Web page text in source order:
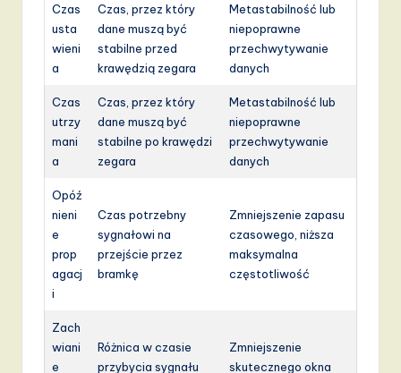
Czas
usta
wieni
a
Czas, przez który
dane muszą być
stabilne przed
krawędzią zegara
Metastabilność lub
niepoprawne
przechwytywanie
danych
Czas
utrzy
mani
a
Czas, przez który
dane muszą być
stabilne po krawędzi
zegara
Metastabilność lub
niepoprawne
przechwytywanie
danych
Opóź
nieni
e
prop
agacj
i
Czas potrzebny
sygnałowi na
przejście przez
bramkę
Zmniejszenie zapasu
czasowego, niższa
maksymalna
częstotliwość
Zach
wiani
e
Różnica w czasie
przybycia sygnału
Zmniejszenie
skutecznego okna